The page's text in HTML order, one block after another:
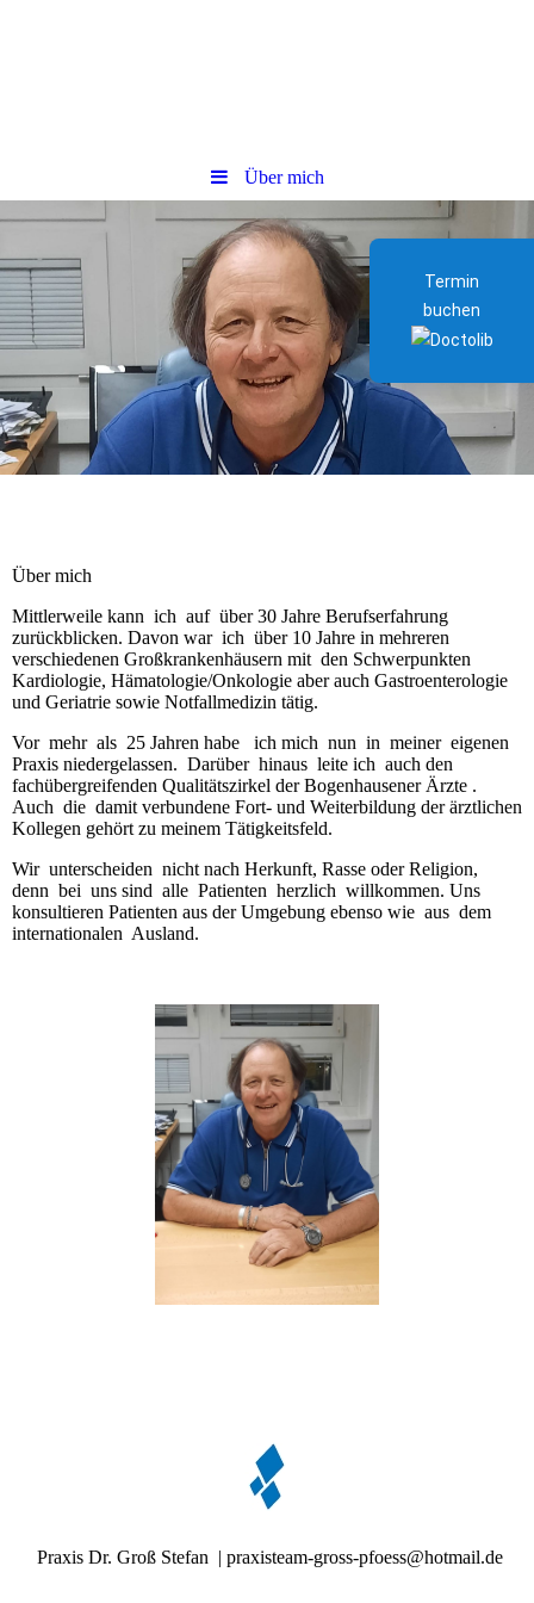
Über mich
Über mich
Mittlerweile kann ich auf über 30 Jahre Berufserfahrung
zurückblicken. Davon war ich über 10 Jahre in mehreren
verschiedenen Großkrankenhäusern mit den Schwerpunkten
Kardiologie, Hämatologie/Onkologie aber auch Gastroenterologie
und Geriatrie sowie Notfallmedizin tätig.
Vor mehr als 25 Jahren habe ich mich nun in meiner eigenen
Praxis niedergelassen. Darüber hinaus leite ich auch den
fachübergreifenden Qualitätszirkel der Bogenhausener Ärzte .
Auch die damit verbundene Fort- und Weiterbildung der ärztlichen
Kollegen gehört zu meinem Tätigkeitsfeld.
Wir unterscheiden nicht nach Herkunft, Rasse oder Religion,
denn bei uns sind alle Patienten herzlich willkommen. Uns
konsultieren Patienten aus der Umgebung ebenso wie aus dem
internationalen Ausland.
Praxis Dr. Groß Stefan | praxisteam-gross-pfoess@hotmail.de
Termin
buchen